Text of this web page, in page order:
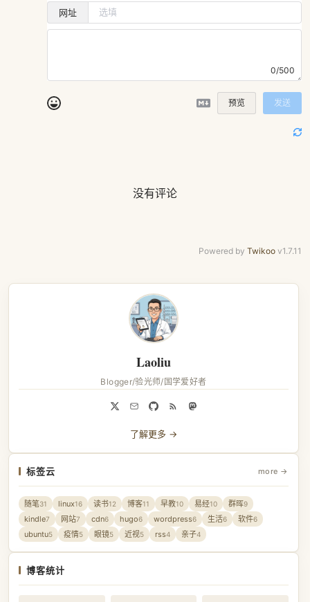
网址
0/500
预览 发送
没有评论
Powered by Twikoo v1.7.11
Laoliu
Blogger/验光师/国学爱好者
了解更多 →
标签云 more →
随笔31 linux16 读书12 博客11 早教10 易经10 群晖9
kindle7 网站7 cdn6 hugo6 wordpress6 生活6 软件6
ubuntu5 疫情5 眼镜5 近视5 rss4 亲子4
博客统计